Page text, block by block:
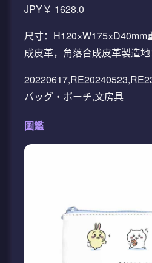
JPY￥ 1628.0
尺寸：H120×W175×D40mm
成皮革，角落合成皮革製造
バッグ・ポーチ,文房具
圖鑑